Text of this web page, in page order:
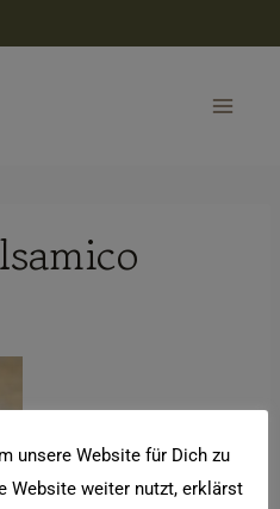
unsere Website für Dich zu
Website weiter nutzt, erklärst